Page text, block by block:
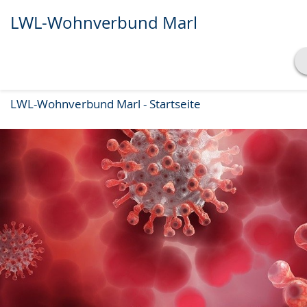
Transkript anzeigen
Abspielen
Pausieren
LWL-Wohnverbund Marl
LWL-Wohnverbund Marl - Startseite